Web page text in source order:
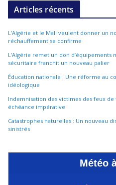
Articles récents
L’Algérie et le Mali veulent donner un
réchauffement se confirme
L’Algérie remet un don d’équipements
sécuritaire franchit un nouveau palier
Éducation nationale : Une réforme au
idéologique
Indemnisation des victimes des feux
échéance impérative
Catastrophes naturelles : Un nouveau
sinistrés
Météo